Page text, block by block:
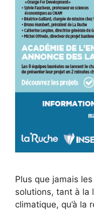
Plus que jamais
solutions, tant à la
climatique, qu’à la